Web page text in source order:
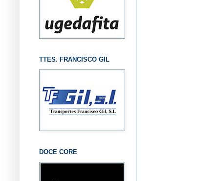
TTES. FRANCISCO GIL
DOCE CORE